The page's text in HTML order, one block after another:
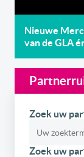
Nieuwe
van de GLA
Zoek uw
Zoek uw